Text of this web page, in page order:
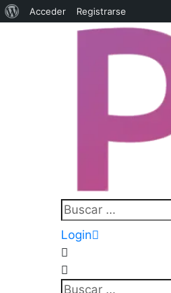
Acceder Registrarse
Login